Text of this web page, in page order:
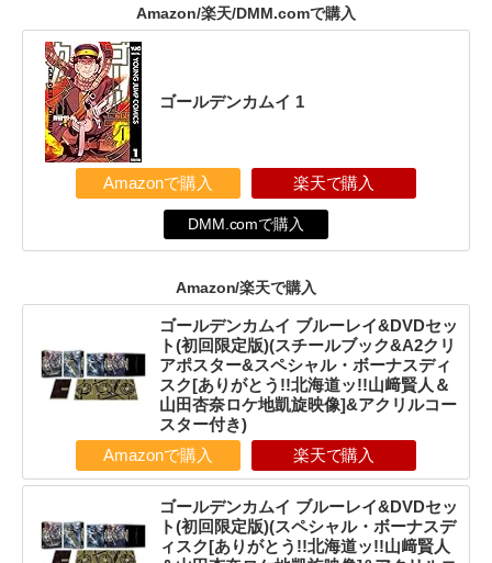
Amazon/楽天/DMM.comで購入
ゴールデンカムイ 1
Amazonで購入 楽天で購入
DMM.comで購入
Amazon/楽天で購入
ゴールデンカムイ ブルーレイ&DVDセッ
ト(初回限定版)(スチールブック&A2クリ
アポスター&スペシャル・ボーナスディ
スク[ありがとう!!北海道ッ!!山﨑賢人＆
山田杏奈ロケ地凱旋映像]&アクリルコー
スター付き)
Amazonで購入 楽天で購入
ゴールデンカムイ ブルーレイ&DVDセッ
ト(初回限定版)(スペシャル・ボーナスデ
ィスク[ありがとう!!北海道ッ!!山﨑賢人